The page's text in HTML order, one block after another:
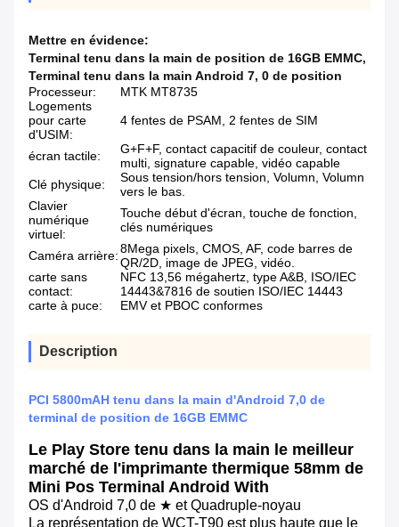
Mettre en évidence:
Terminal tenu dans la main de position de 16GB EMMC,
Terminal tenu dans la main Android 7, 0 de position
Processeur:
MTK MT8735
Logements
pour carte
d'USIM:
4 fentes de PSAM, 2 fentes de SIM
écran tactile:
G+F+F, contact capacitif de couleur, contact
multi, signature capable, vidéo capable
Clé physique:
Sous tension/hors tension, Volumn, Volumn
vers le bas.
Clavier
numérique
virtuel:
Touche début d'écran, touche de fonction,
clés numériques
Caméra arrière:8Mega pixels, CMOS, AF, code barres de
QR/2D, image de JPEG, vidéo.
carte sans
contact:
NFC 13,56 mégahertz, type A&B, ISO/IEC
14443&7816 de soutien ISO/IEC 14443
carte à puce:
EMV et PBOC conformes
Description
PCI 5800mAH tenu dans la main d'Android 7,0 de
terminal de position de 16GB EMMC
Le Play Store tenu dans la main le meilleur
marché de l'imprimante thermique 58mm de
Mini Pos Terminal Android With
OS d'Android 7,0 de ★ et Quadruple-noyau
La représentation de WCT-T90 est plus haute que le